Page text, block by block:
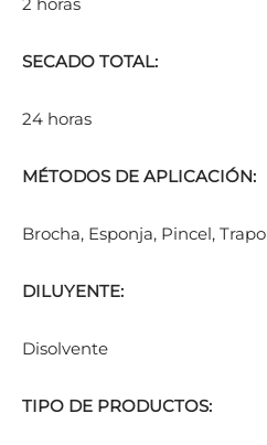
SECADO TOTAL:
24 horas
MÉTODOS DE APLICACIÓN:
Brocha, Esponja, Pincel, Trapo
DILUYENTE:
Disolvente
TIPO DE PRODUCTOS: